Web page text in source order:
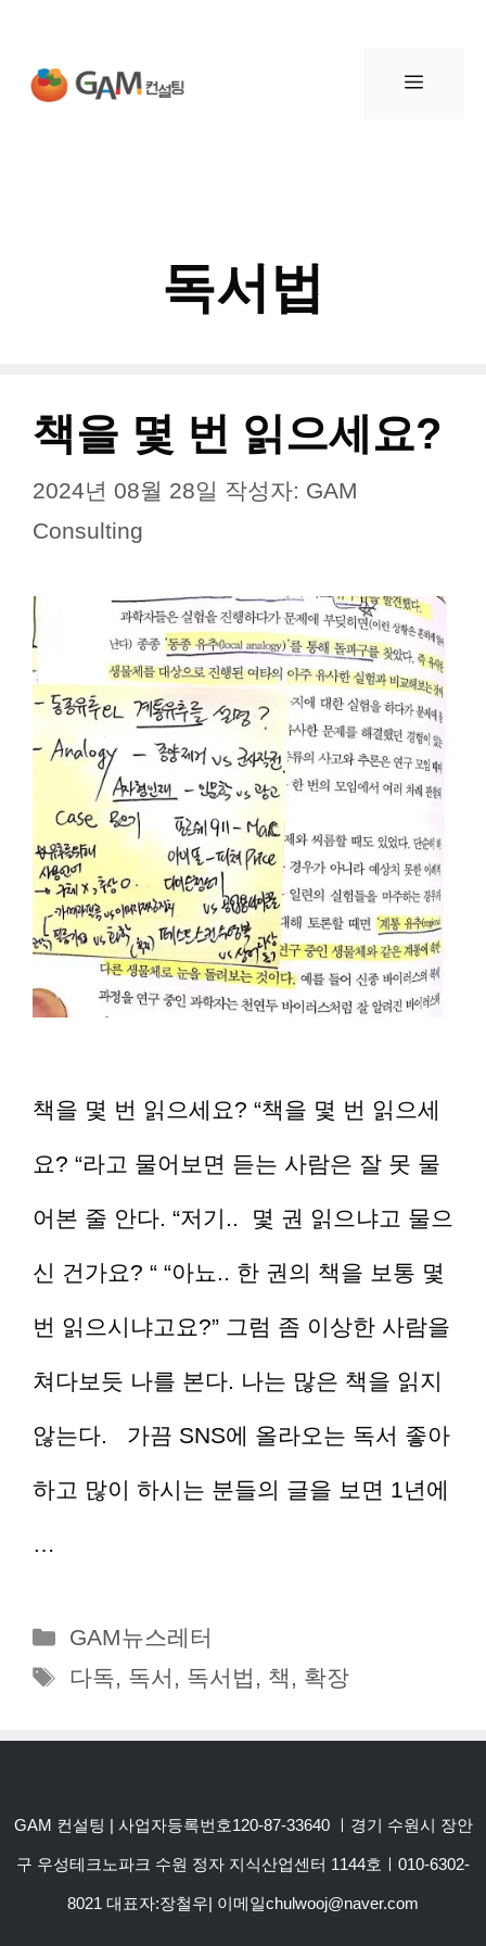
메
독서법
책을 몇 번 읽으세요?
2024년 08월 28일 작성자: GAM
Consulting
책을 몇 번 읽으세요? “책을 몇 번 읽으세
요? “라고 물어보면 듣는 사람은 잘 못 물
어본 줄 안다. “저기.. 몇 권 읽으냐고 물으
신 건가요? “ “아뇨.. 한 권의 책을 보통 몇
번 읽으시냐고요?” 그럼 좀 이상한 사람을
쳐다보듯 나를 본다. 나는 많은 책을 읽지
않는다. 가끔 SNS에 올라오는 독서 좋아
하고 많이 하시는 분들의 글을 보면 1년에
…
카
테
GAM뉴스레터
태
다독, 독서 , 독서법 , 책 , 확장
GAM 컨설팅 | 사업자등록번호120-87-33640 ㅣ경기 수원시 장안
구 우성테크노파크 수원 정자 지식산업센터 1144호ㅣ010-6302-
8021 대표자:장철우| 이메일chulwooj@naver.com